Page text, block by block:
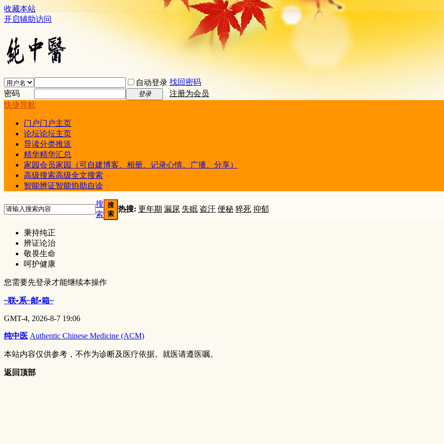
收藏本站
开启辅助访问
自动登录 找回密码
密码
登录
注册为会员
快捷导航
门户门户主页
论坛论坛主页
导读分类推送
精华精华汇总
家园会员家园（可自建博客、相册、记录心情、广播、分享）
高级搜索高级全文搜索
智能辨证智能协助自诊
搜
索
搜
索
热搜: 更年期 漏尿 失眠 盗汗 便秘 猝死 抑郁
秉持纯正
辨证论治
敬畏生命
呵护健康
您需要先登录才能继续本操作
~联•系~邮•箱~
GMT-4, 2026-8-7 19:06
纯中医 Authentic Chinese Medicine (ACM)
本站内容仅供参考，不作为诊断及医疗依据。就医请遵医嘱。
返回顶部